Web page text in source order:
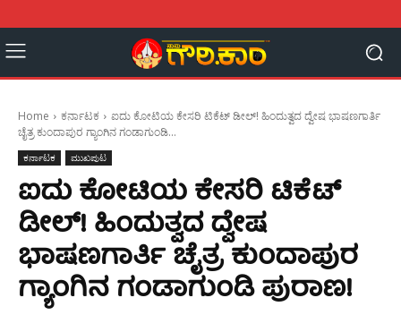
Home ಕರ್ನಾಟಕ
ಐದು ಕೋಟಿಯ ಕೇಸರಿ ಟಿಕೆಟ್ ಡೀಲ್! ಹಿಂದುತ್ವದ ದ್ವೇಷ ಭಾಷಣಗಾರ್ತಿ
ಚೈತ್ರ ಕುಂದಾಪುರ ಗ್ಯಾಂಗಿನ ಗಂಡಾಗುಂಡಿ...
ಕರ್ನಾಟಕ ಮುಖಪುಟ
ಐದು ಕೋಟಿಯ ಕೇಸರಿ ಟಿಕೆಟ್
ಡೀಲ್! ಹಿಂದುತ್ವದ ದ್ವೇಷ
ಭಾಷಣಗಾರ್ತಿ ಚೈತ್ರ ಕುಂದಾಪುರ
ಗ್ಯಾಂಗಿನ ಗಂಡಾಗುಂಡಿ ಪುರಾಣ!